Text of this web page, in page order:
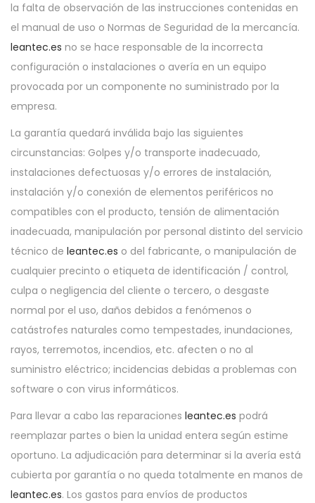
la falta de observación de las instrucciones contenidas en
el manual de uso o Normas de Seguridad de la mercancía.
leantec.es no se hace responsable de la incorrecta
configuración o instalaciones o avería en un equipo
provocada por un componente no suministrado por la
empresa.
La garantía quedará inválida bajo las siguientes
circunstancias: Golpes y/o transporte inadecuado,
instalaciones defectuosas y/o errores de instalación,
instalación y/o conexión de elementos periféricos no
compatibles con el producto, tensión de alimentación
inadecuada, manipulación por personal distinto del servicio
técnico de leantec.es o del fabricante, o manipulación de
cualquier precinto o etiqueta de identificación / control,
culpa o negligencia del cliente o tercero, o desgaste
normal por el uso, daños debidos a fenómenos o
catástrofes naturales como tempestades, inundaciones,
rayos, terremotos, incendios, etc. afecten o no al
suministro eléctrico; incidencias debidas a problemas con
software o con virus informáticos.
Para llevar a cabo las reparaciones leantec.es podrá
reemplazar partes o bien la unidad entera según estime
oportuno. La adjudicación para determinar si la avería está
cubierta por garantía o no queda totalmente en manos de
leantec.es. Los gastos para envíos de productos